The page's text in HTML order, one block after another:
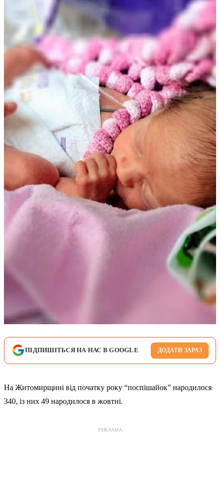
ПІДПИШІТЬСЯ НА НАС В GOOGLE ДОДАТИ ЗАРАЗ
На Житомирщині від початку року “поспішайок” народилося
340, із них 49 народилося в жовтні.
РЕКЛАМА